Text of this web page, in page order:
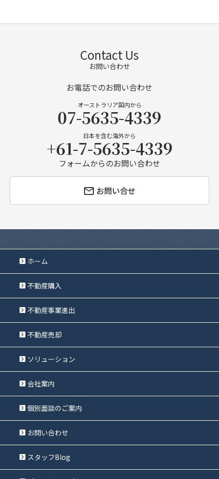
Contact Us
お問い合わせ
お電話でのお問い合わせ
オーストラリア国内から
07-5635-4339
日本を含む海外から
+61-7-5635-4339
フォームからのお問い合わせ
お問い合せ
ホーム
不動産購入
不動産事業進出
不動産売却
ソリューション
会社案内
個別面談のご案内
お問い合わせ
スタッフBlog